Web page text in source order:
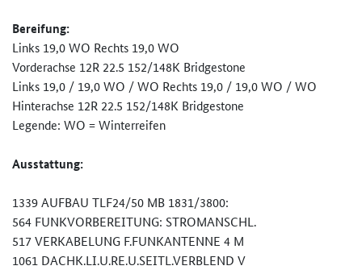
Bereifung:
Links 19,0 WO Rechts 19,0 WO
Vorderachse 12R 22.5 152/148K Bridgestone
Links 19,0 / 19,0 WO / WO Rechts 19,0 / 19,0 WO / WO
Hinterachse 12R 22.5 152/148K Bridgestone
Legende: WO = Winterreifen
Ausstattung:
1339 AUFBAU TLF24/50 MB 1831/3800:
564 FUNKVORBEREITUNG: STROMANSCHL.
517 VERKABELUNG F.FUNKANTENNE 4 M
1061 DACHK.LI.U.RE.U.SEITL.VERBLEND V